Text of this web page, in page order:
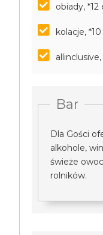
obiady,
kolacje,
Bar
Dla Gości
alkohole,
świeże
rolników.